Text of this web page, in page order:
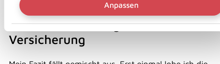
Anpassen
Unser Fazit zum BU-Update Juli
2025 der Nürnberger
Versicherung